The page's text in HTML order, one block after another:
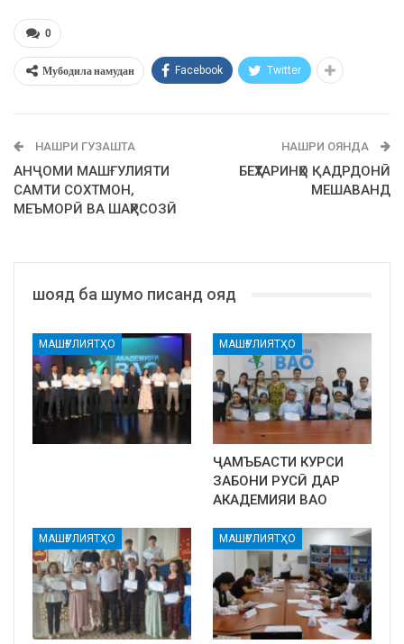
0
Мубодила намудан Facebook Twitter
НАШРИ ГУЗАШТА
АНҶОМИ МАШҒУЛИЯТИ
САМТИ СОХТМОН,
МЕЪМОРӢ ВА ШАҲРСОЗӢ
НАШРИ ОЯНДА
БЕҲТАРИНҲО ҚАДРДОНӢ
МЕШАВАНД
шояд ба шумо писанд ояд
МАШҒУЛИЯТҲО МАШҒУЛИЯТҲО
ҶАМЪБАСТИ КУРСИ
ЗАБОНИ РУСӢ ДАР
АКАДЕМИЯИ ВАО
МАШҒУЛИЯТҲО МАШҒУЛИЯТҲО